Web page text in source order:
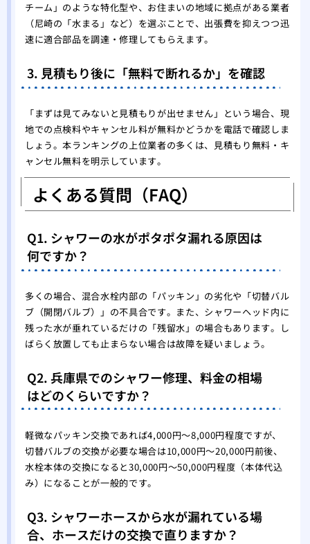
チーム」のような特化型や、お住まいの地域に拠点がある業者
（尼崎の「水まる」など）を選ぶことで、出張費を抑えつつ迅
速に適合部品を調達・修理してもらえます。
3. 見積もり後に「無料で断れるか」を確認
「まずは見てみないと見積もりが出せません」という場合、現
地での点検料やキャンセル料が無料かどうかを電話で確認しま
しょう。本ランキングの上位業者の多くは、見積もり無料・キ
ャンセル無料を明示しています。
よくある質問（FAQ）
Q1. シャワーの水がポタポタ漏れる原因は
何ですか？
多くの場合、混合水栓内部の「パッキン」の劣化や「切替バル
ブ（開閉バルブ）」の不具合です。また、シャワーヘッド内に
残った水が垂れているだけの「残留水」の場合もあります。し
ばらく放置しても止まらない場合は故障を疑いましょう。
Q2. 兵庫県でのシャワー修理、料金の相場
はどのくらいですか？
軽微なパッキン交換であれば4,000円〜8,000円程度ですが、
切替バルブの交換が必要な場合は10,000円〜20,000円前後、
水栓本体の交換になると30,000円〜50,000円程度（本体代込
み）になることが一般的です。
Q3. シャワーホースから水が漏れている場
合、ホースだけの交換で直りますか？